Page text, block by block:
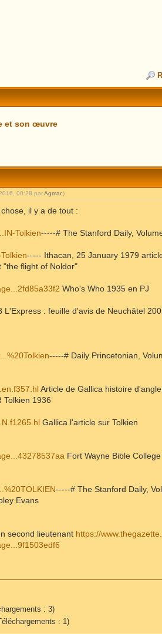
et son œuvre
00:28 parAgmar.)
il y a de tout :
Tolkien-----# The Stanford Daily,
----- Ithacan, 25 January 1979
"the flight of Noldor"
Who's Who 1935 en PJ
L'Express : feuille d'avis de Neuchâtel
-----# Daily Princetonian,
Article de Gallica histoire
Tolkien 1936
Gallica l'article sur Tolkien
Fort Wayne Bible
-----# The Stanford Daily,
Evans
second lieutenant https://
: 3)
: 1)